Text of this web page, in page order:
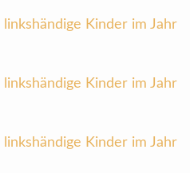
Kinder im Jahr
Kinder im Jahr
Kinder im Jahr